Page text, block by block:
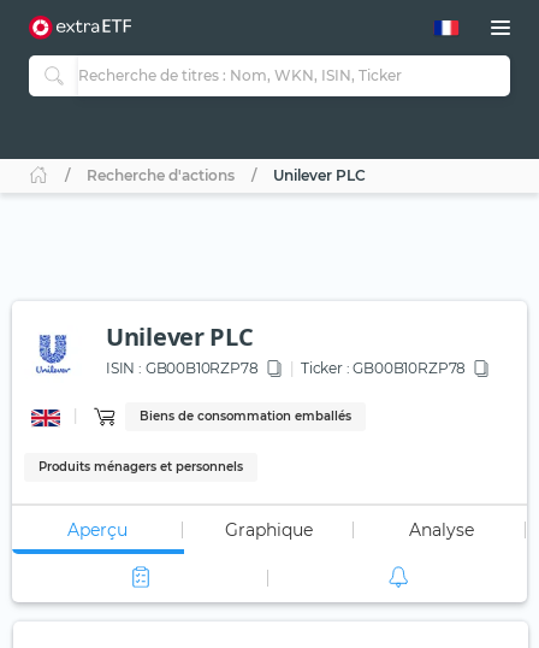
Recherche d'actions Unilever PLC
Unilever PLC
ISIN : GB00B10RZP78 Ticker : GB00B10RZP78
Biens de consommation emballés
Produits ménagers et personnels
Aperçu Graphique Analyse